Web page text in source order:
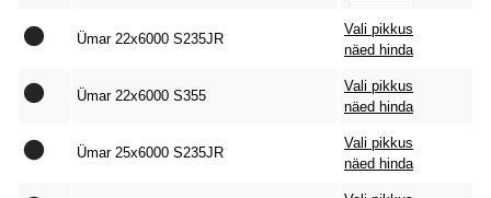
Ümar 22x6000 S235JR
Vali pikkus
näed hinda
Ümar 22x6000 S355
Vali pikkus
näed hinda
Ümar 25x6000 S235JR
Vali pikkus
näed hinda